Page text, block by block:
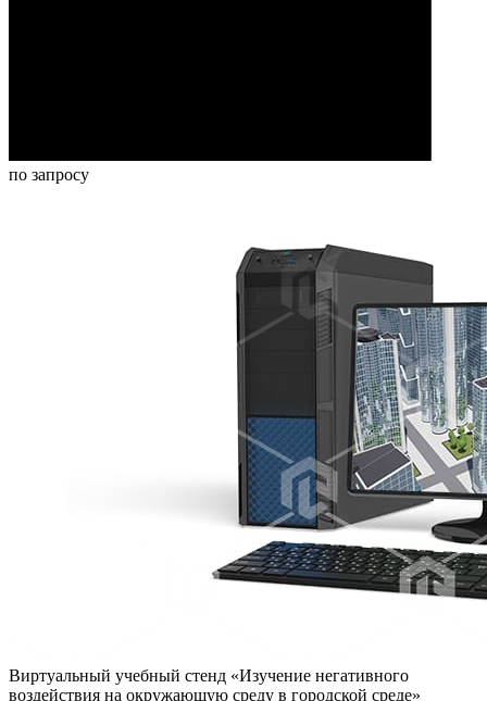
по запросу
Виртуальный учебный стенд «Изучение негативного
воздействия на окружающую среду в городской среде»